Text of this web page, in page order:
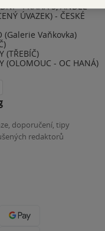
- PRAHA 5, ANDĚL
ÚVAZEK) - ČESKÉ
(Galerie Vaňkovka)
(TŘEBÍČ)
(OLOMOUC - OC HANÁ)
doporučení, tipy
redaktorů